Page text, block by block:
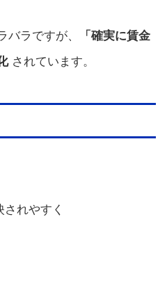
バラですが、
「確実に賃金
されています。
れやすく